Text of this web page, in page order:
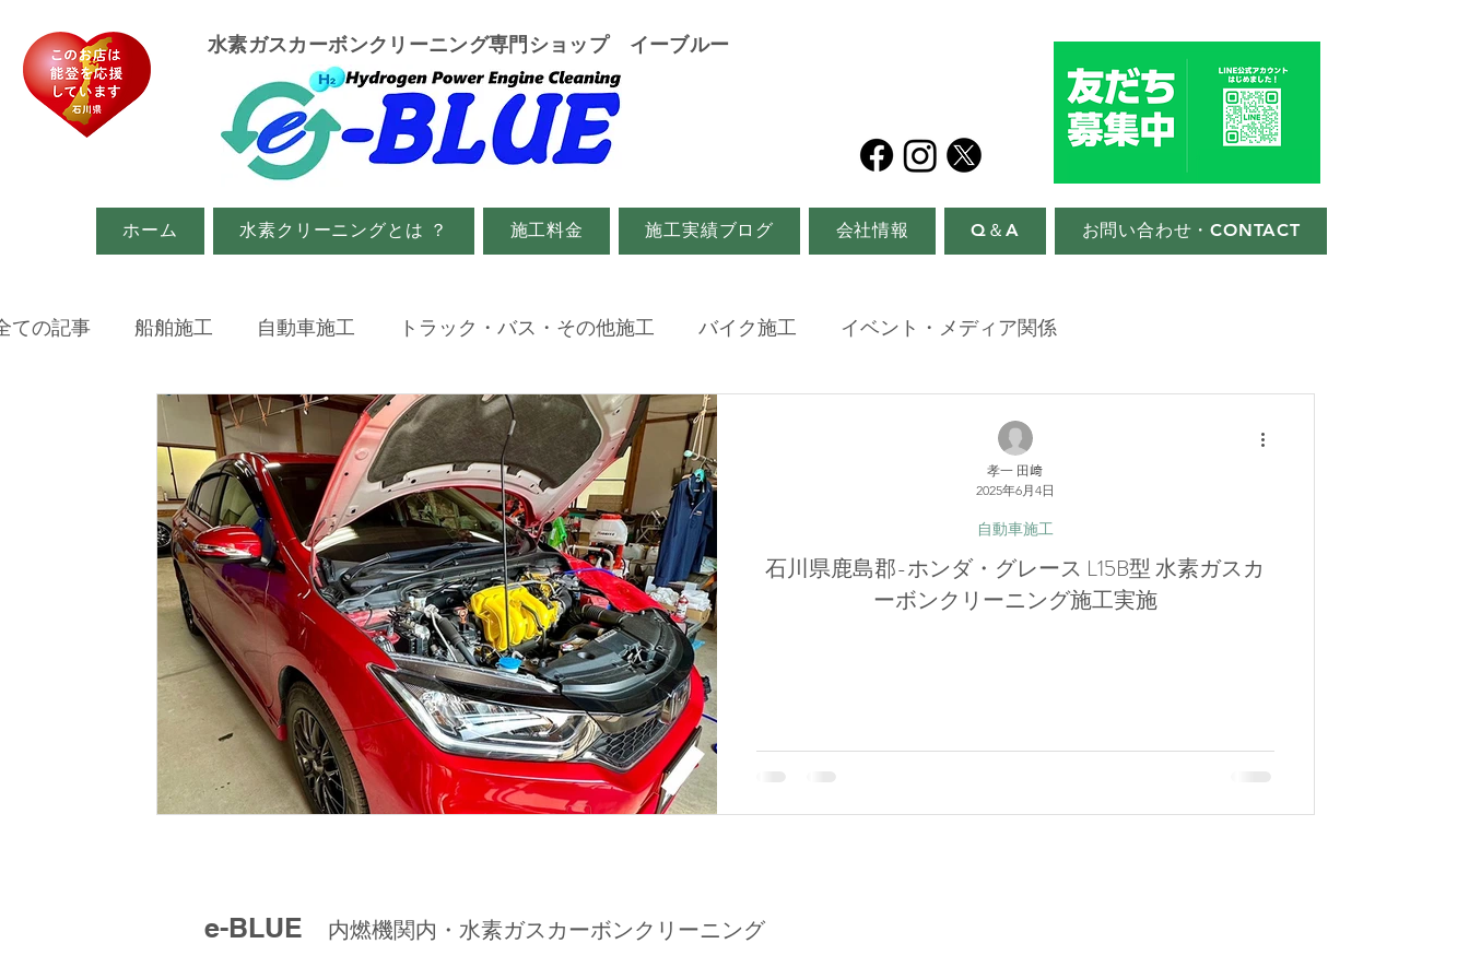
​水素ガスカーボンクリーニング専門ショップ イーブルー
ホーム 水素クリーニングとは ？ 施工料金 施工実績ブログ 会社情報 Q＆A お問い合わせ・CONTACT
ての記事 船舶施工 自動車施工 トラック・バス・その他施工 バイク施工 イベント・メディア関係
石川県鹿島郡-ホンダ・グレース L15B型 水素ガスカ
ーボンクリーニング施工実施
自動車施工
孝一 田﨑
2025年6月4日
e-BLUE 内燃機関内・水素ガスカーボンクリーニング